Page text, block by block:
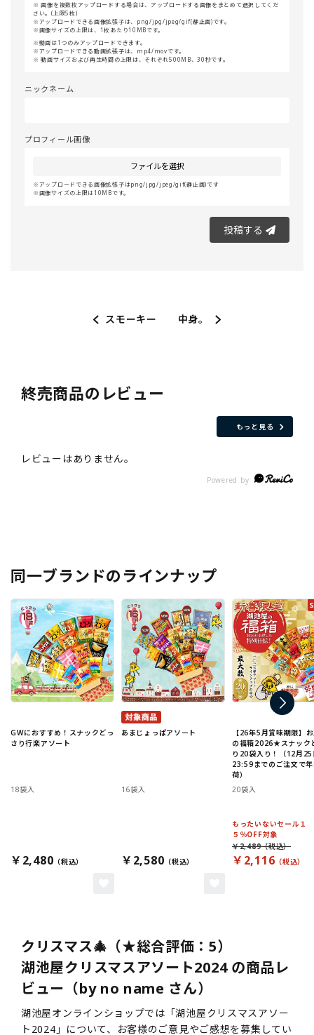
画像を複数枚アップロードする場合は、アップロードする画像をまとめて選択してくだ
さい。(上限5枚)
アップロードできる画像拡張子は、png/jpg/jpeg/gif(静止画)です。
画像サイズの上限は、1枚あたり10MBです。
動画は1つのみアップロードできます。
アップロードできる動画拡張子は、mp4/movです。
動画サイズおよび再生時間の上限は、それぞれ500MB、30秒です。
ニックネーム
プロフィール画像
ファイルを選択
アップロードできる画像拡張子はpng/jpg/jpeg/gif(静止画)です
画像サイズの上限は10MBです。
投稿する
スモーキー 中身。
終売商品のレビュー
もっと見る
同一ブランドのラインナップ
GWにおすすめ！スナックどっ
さり行楽アソート
18袋入
￥2,480
あまじょっぱアソート
16袋入
￥2,580
【26年5月賞味期限】
の福箱2026★スナック
り20袋入り！（12月25
23:59までのご注文で
荷）
20袋入
もったいないセール１
５％OFF対象
￥2,116
￥2,489
クリスマス🎄（★総合評価：5）
湖池屋クリスマスアソート2024 の商品レ
ビュー（by no name さん）
湖池屋オンラインショップでは「湖池屋クリスマスアソー
ト2024」について、お客様のご意見やご感想を募集してい